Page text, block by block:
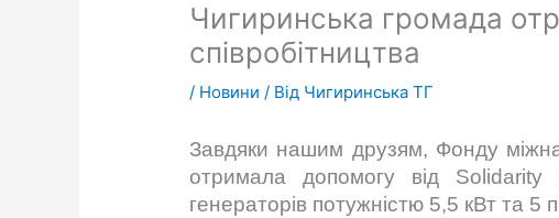
Чигиринська громада
співробітництва
/ Новини / Від Чигиринська ТГ
Завдяки нашим друзям, Фонду
отримала допомогу від
генераторів потужністю 5,5 кВт та